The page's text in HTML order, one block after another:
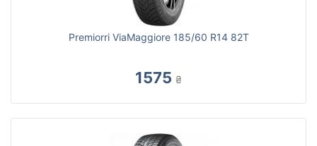
Premiorri ViaMaggiore 185/60 R14 82T
1575 ₴